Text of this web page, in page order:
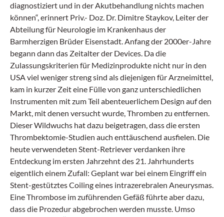
diagnostiziert und in der Akutbehandlung nichts machen
können“, erinnert Priv.- Doz. Dr. Dimitre Staykov, Leiter der
Abteilung für Neurologie im Krankenhaus der
Barmherzigen Brüder Eisenstadt. Anfang der 2000er-Jahre
begann dann das Zeitalter der Devices. Da die
Zulassungskriterien für Medizinprodukte nicht nur in den
USA viel weniger streng sind als diejenigen für Arzneimittel,
kam in kurzer Zeit eine Fülle von ganz unterschiedlichen
Instrumenten mit zum Teil abenteuerlichem Design auf den
Markt, mit denen versucht wurde, Thromben zu entfernen.
Dieser Wildwuchs hat dazu beigetragen, dass die ersten
Thrombektomie-Studien auch enttäuschend ausfielen. Die
heute verwendeten Stent-Retriever verdanken ihre
Entdeckung im ersten Jahrzehnt des 21. Jahrhunderts
eigentlich einem Zufall: Geplant war bei einem Eingriff ein
Stent-gestütztes Coiling eines intrazerebralen Aneurysmas.
Eine Thrombose im zuführenden Gefäß führte aber dazu,
dass die Prozedur abgebrochen werden musste. Umso